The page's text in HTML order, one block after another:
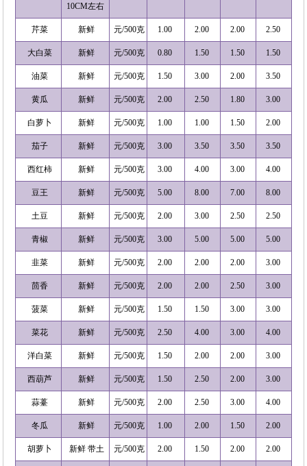
10CM左右
芹菜 新鲜 元/500克 1.00 2.00 2.00 2.50
大白菜 新鲜 元/500克 0.80 1.50 1.50 1.50
油菜 新鲜 元/500克 1.50 3.00 2.00 3.50
黄瓜 新鲜 元/500克 2.00 2.50 1.80 3.00
白萝卜 新鲜 元/500克 1.00 1.00 1.50 2.00
茄子 新鲜 元/500克 3.00 3.50 3.50 3.50
西红柿 新鲜 元/500克 3.00 4.00 3.00 4.00
豆王 新鲜 元/500克 5.00 8.00 7.00 8.00
土豆 新鲜 元/500克 2.00 3.00 2.50 2.50
青椒 新鲜 元/500克 3.00 5.00 5.00 5.00
韭菜 新鲜 元/500克 2.00 2.00 2.00 3.00
茴香 新鲜 元/500克 2.00 2.00 2.50 3.00
菠菜 新鲜 元/500克 1.50 1.50 3.00 3.00
菜花 新鲜 元/500克 2.50 4.00 3.00 4.00
洋白菜 新鲜 元/500克 1.50 2.00 2.00 3.00
西葫芦 新鲜 元/500克 1.50 2.50 2.00 3.00
蒜薹 新鲜 元/500克 2.00 2.50 3.00 4.00
冬瓜 新鲜 元/500克 1.00 2.00 1.50 2.00
胡萝卜 新鲜 带土 元/500克 2.00 1.50 2.00 2.00